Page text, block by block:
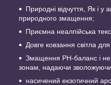
Природні відчуття, Як і у
природного змащення;
Приємна неалпійська
Довге ковзання світла
Змащення PH-баланс і
зонам, надаючи
насичений екзотичний